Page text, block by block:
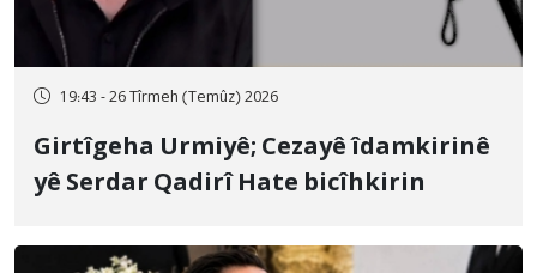
19:43 - 26 Tîrmeh (Temûz) 2026
Girtîgeha Urmiyê; Cezayê îdamkirinê
yê Serdar Qadirî Hate bicîhkirin